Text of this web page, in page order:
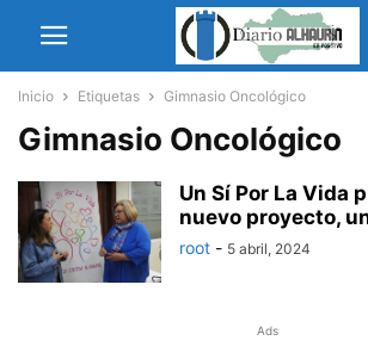
Inicio Etiquetas Gimnasio Oncológico
Gimnasio Oncológico
Un Sí Por La Vida
nuevo proyecto,
root - 5 abril, 2024
Ads